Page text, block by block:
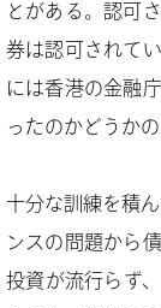
とがある。認可
券は認可されて
には香港の金融
ったのかどうか
十分な訓練を積
ンスの問題から
投資が流行らず